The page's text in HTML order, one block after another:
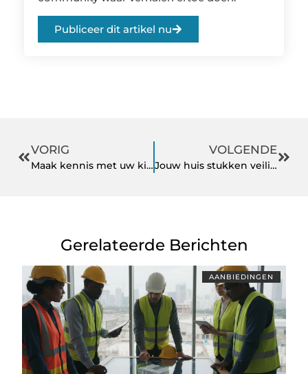
Publiceer dit artikel nu
VORIG
Maak kennis met uw kindje tijdens een pretecho
VOLGENDE
Jouw huis stukken veiliger voor een paar tientjes
Gerelateerde Berichten
AANBIEDINGEN